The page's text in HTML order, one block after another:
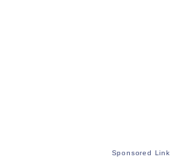
Sponsored Link